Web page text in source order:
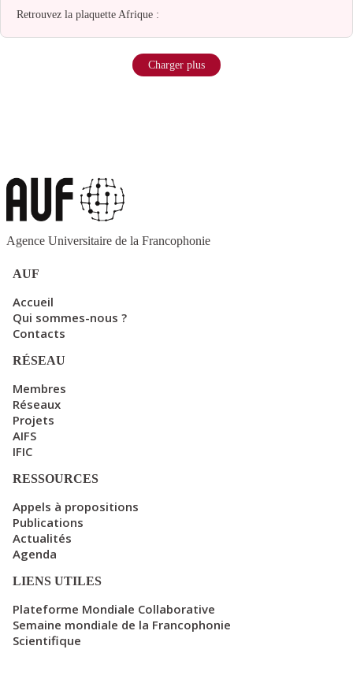
Retrouvez la plaquette Afrique :
Charger plus
Agence Universitaire de la Francophonie
AUF
Accueil
Qui sommes-nous ?
Contacts
RÉSEAU
Membres
Réseaux
Projets
AIFS
IFIC
RESSOURCES
Appels à propositions
Publications
Actualités
Agenda
LIENS UTILES
Plateforme Mondiale Collaborative
Semaine mondiale de la Francophonie
Scientifique